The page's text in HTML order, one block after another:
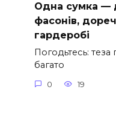
Одна сумка —
фасонів,
гардеробі
Погодьтесь:
багато
0 19